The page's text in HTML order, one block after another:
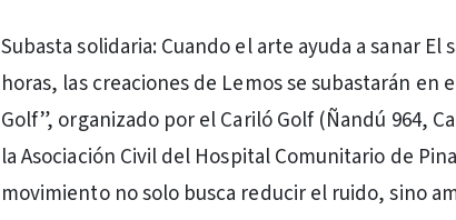
Subasta solidaria: Cuando el arte ayuda a sanar El
horas, las creaciones de Lemos se subastarán en
Golf”, organizado por el Cariló Golf (Ñandú 964,
la Asociación Civil del Hospital Comunitario de
movimiento no solo busca reducir el ruido, sino